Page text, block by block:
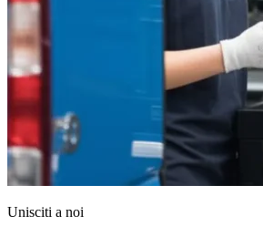
Unisciti a noi